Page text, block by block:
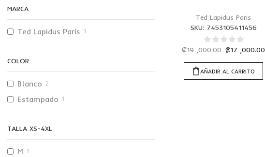
Ted Lapidus Paris
SKU: 7453105411456
₡19 ,000.00 ₡17 ,000.00
AÑADIR AL CARRITO
MARCA
Ted Lapidus Paris 1
COLOR
Blanco 2
Estampado 1
TALLA XS-4XL
M 1